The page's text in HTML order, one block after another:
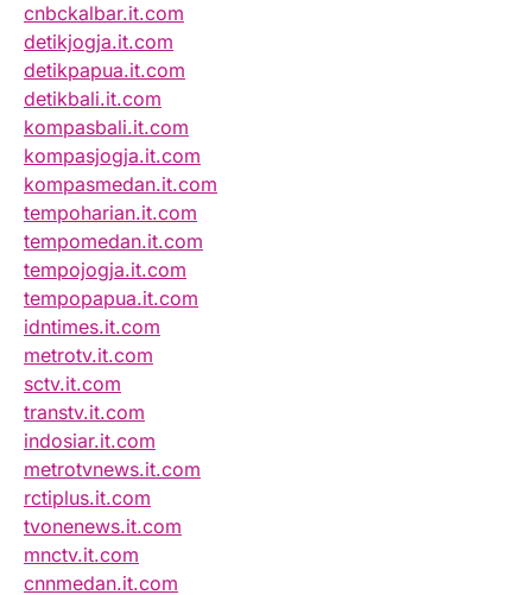
cnbckalbar.it.com
detikjogja.it.com
detikpapua.it.com
detikbali.it.com
kompasbali.it.com
kompasjogja.it.com
kompasmedan.it.com
tempoharian.it.com
tempomedan.it.com
tempojogja.it.com
tempopapua.it.com
idntimes.it.com
metrotv.it.com
sctv.it.com
transtv.it.com
indosiar.it.com
metrotvnews.it.com
rctiplus.it.com
tvonenews.it.com
mnctv.it.com
cnnmedan.it.com